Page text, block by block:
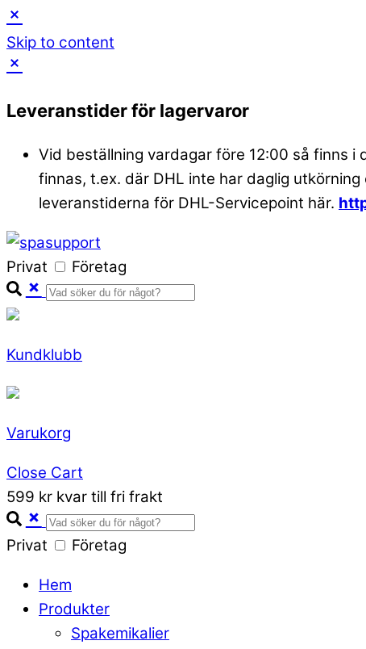
Skip to content
Leveranstider för lagervaror
Vid beställning vardagar före 12:00 så finns
finnas, t.ex. där DHL inte har daglig
leveranstiderna för DHL-Servicepoint här.
Privat Företag
Kundklubb
Varukorg
Close Cart
599 kr kvar till fri frakt
Privat Företag
Hem
Produkter
Spakemikalier